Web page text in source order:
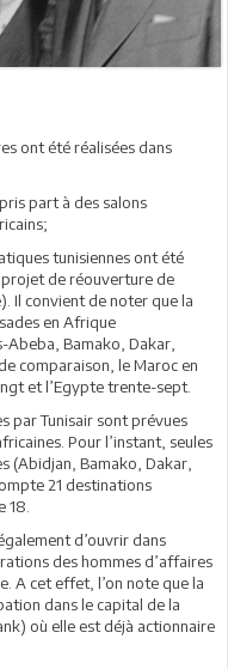
ont été réalisées dans
part à des salons
tunisiennes ont été
projet de réouverture de
Il convient de noter que la
en Afrique
Bamako, Dakar,
comparaison, le Maroc en
et l’Egypte trente-sept.
par Tunisair sont prévues
Pour l’instant, seules
(Abidjan, Bamako, Dakar,
21 destinations
18.
d’ouvrir dans
des hommes d’affaires
A cet effet, l’on note que la
dans le capital de la
où elle est déjà actionnaire